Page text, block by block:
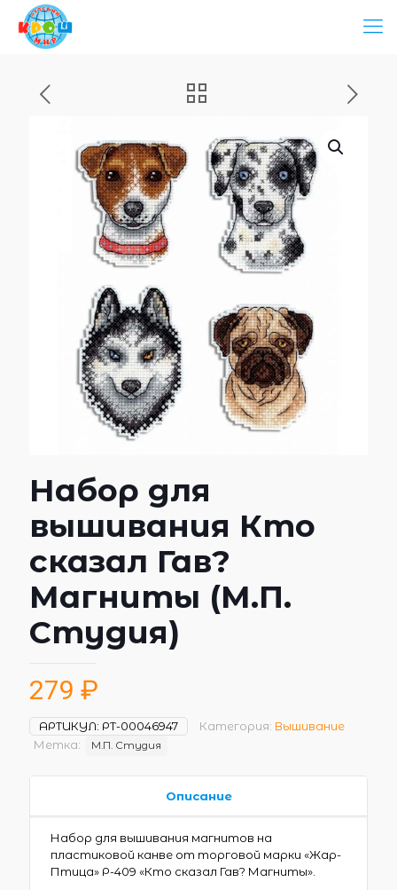
Набор для
вышивания Кто
сказал Гав?
Магниты (М.П.
Студия)
279 ₽
АРТИКУЛ: РТ-00046947 Категория: Вышивание
Метка:
М.П. Студия
Описание
Набор для вышивания магнитов на
пластиковой канве от торговой марки «Жар-
Птица» Р-409 «Кто сказал Гав? Магниты».